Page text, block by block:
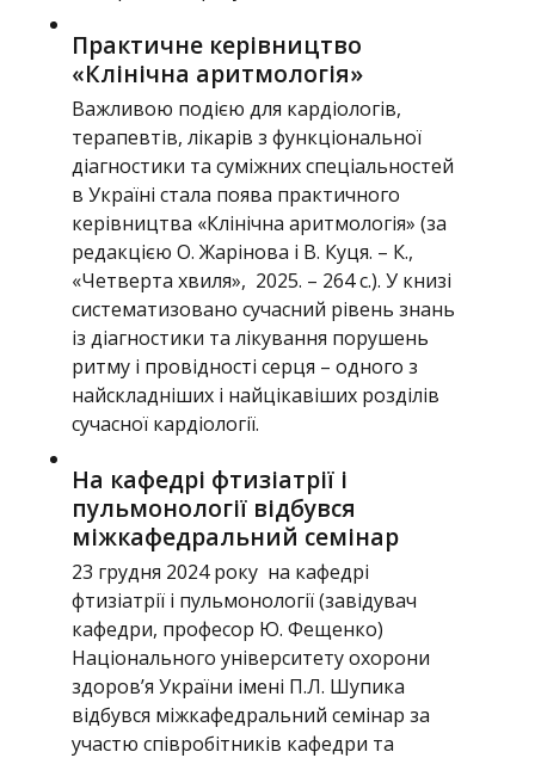
Практичне керівництво
«Клінічна аритмологія»
Важливою подією для кардіологів,
терапевтів, лікарів з функціональної
діагностики та суміжних спеціальностей
в Україні стала поява практичного
керівництва «Клінічна аритмологія» (за
редакцією О. Жарінова і В. Куця. – К.,
«Четверта хвиля», 2025. – 264 с.). У книзі
систематизовано сучасний рівень знань
із діагностики та лікування порушень
ритму і провідності серця – одного з
найскладніших і найцікавіших розділів
сучасної кардіології.
На кафедрі фтизіатрії і
пульмонології відбувся
міжкафедральний семінар
23 грудня 2024 року на кафедрі
фтизіатрії і пульмонології (завідувач
кафедри, професор Ю. Фещенко)
Національного університету охорони
здоров’я України імені П.Л. Шупика
відбувся міжкафедральний семінар за
участю співробітників кафедри та